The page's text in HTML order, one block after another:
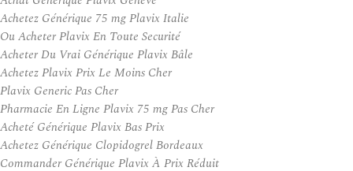
Achetez Générique 75 mg Plavix Italie
Ou Acheter Plavix En Toute Securité
Acheter Du Vrai Générique Plavix Bâle
Achetez Plavix Prix Le Moins Cher
Plavix Generic Pas Cher
Pharmacie En Ligne Plavix 75 mg Pas Cher
Acheté Générique Plavix Bas Prix
Achetez Générique Clopidogrel Bordeaux
Commander Générique Plavix À Prix Réduit